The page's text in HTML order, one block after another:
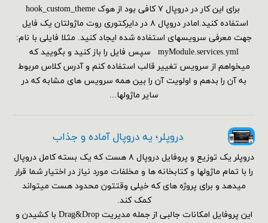
برای این کار در دروپال ۷ کافی بود از هوک hook_custom_theme
استفاده کنید.امادر دروپال ۸ در دایرکتوری روت ماژولتان یک فایل
جهت معرفی سرویسهای استفاده شده ایجاد کنید. مثلا فایلی با نام:
myModule.services.yml سپس فایل را باز کنید و بگویید که
میخواهم از سرویس تغییر قالب استفاده کنم و آدرس کلاس مربوط
به آن را بدهم و اولویت آن را بین همه سرویس های مشابه که در
سایر ماژولها...
دروپلر؛ یه دروپال آماده و جذاب
دروپلر یک توزیع و پروفایل دروپال ۸ هست که یک بسته کامل دروپال
را با تمام ماژولها و کتابخانه ها و مخلفات مورد نیاز در اختیار شما قرار
میدهد و برای پروژه های که خیلی وقتتون محدود هست میتواند
کمک کند.
این پروفایل امکانات جالبی از جمله مدیریت Drag&Drop با کشیدن و